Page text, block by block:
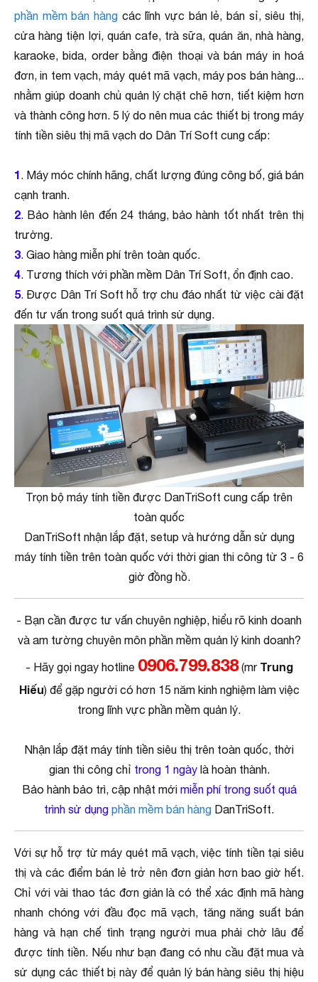
phần mềm bán hàng các lĩnh vực bán lẻ, bán sỉ, siêu thị,
cửa hàng tiện lợi, quán cafe, trà sữa, quán ăn, nhà hàng,
karaoke, bida, order bằng điện thoại và bán máy in hoá
đơn, in tem vạch, máy quét mã vạch, máy pos bán hàng...
nhằm giúp doanh chủ quản lý chặt chẽ hơn, tiết kiệm hơn
và thành công hơn. 5 lý do nên mua các thiết bị trong máy
tính tiền siêu thị mã vạch do Dân Trí Soft cung cấp:
1. Máy móc chính hãng, chất lượng đúng công bố, giá bán
cạnh tranh.
2. Bảo hành lên đến 24 tháng, bảo hành tốt nhất trên thị
trường.
3. Giao hàng miễn phí trên toàn quốc.
4. Tương thích với phần mềm Dân Trí Soft, ổn định cao.
5. Được Dân Trí Soft hỗ trợ chu đáo nhất từ việc cài đặt
đến tư vấn trong suốt quá trình sử dụng.
Trọn bộ máy tính tiền được DanTriSoft cung cấp trên
toàn quốc
DanTriSoft nhận lắp đặt, setup và hướng dẫn sử dụng
máy tính tiền trên toàn quốc với thời gian thi công từ 3 - 6
giờ đồng hồ.
- Bạn cần được tư vấn chuyên nghiệp, hiểu rõ kinh doanh
và am tường chuyên môn phần mềm quản lý kinh doanh?
- Hãy gọi ngay hotline 0906.799.838(mr Trung
Hiếu) để gặp người có hơn 15 năm kinh nghiệm làm việc
trong lĩnh vực phần mềm quản lý.
Nhận lắp đặt máy tính tiền siêu thị trên toàn quốc, thời
gian thi công chỉ trong 1 ngàylà hoàn thành.
Bảo hành bảo trì, cập nhật mới miễn phí trong suốt quá
trình sử dụng phần mềm bán hàng DanTriSoft.
Với sự hỗ trợ từ máy quét mã vạch, việc tính tiền tại siêu
thị và các điểm bán lẻ trở nên đơn giản hơn bao giờ hết.
Chỉ với vài thao tác đơn giản là có thể xác định mã hàng
nhanh chóng với đầu đọc mã vạch, tăng năng suất bán
hàng và hạn chế tình trạng người mua phải chờ lâu để
được tính tiền. Nếu như bạn đang có nhu cầu đặt mua và
sử dụng các thiết bị này để quản lý bán hàng siêu thị hiệu